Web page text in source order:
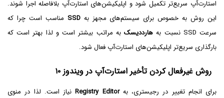
استارت‌آپ سریع‌تر تکمیل شود و اپلیکیشن‌های استارت‌آپ بلافاصله اجرا شوند.
این روش به خصوص برای سیستم‌های مجهز بهSSD مناسب است چرا که
سرعت SSD نسبت به
هارددیسکبه مراتب بیشتر است و لذا بهتر است که
بارگذاری سریع‌تر اپلیکیشن‌های استارت‌آپ فعال شود.
روش غیرفعال کردن تأخیر استارت‌آپ در ویندوز ۱۰
برای انجام تغییر در رجیستری، بهRegistry Editorنیاز است. لذا در منوی